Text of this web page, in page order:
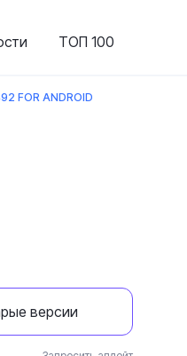
ТОП 100
FOR ANDROID
версии